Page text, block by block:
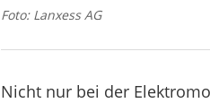
Foto: Lanxess AG
Nicht nur bei der